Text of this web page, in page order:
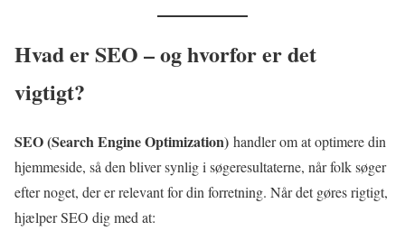
Hvad er SEO – og hvorfor er det
vigtigt?
SEO (Search Engine Optimization) handler om at optimere din
hjemmeside, så den bliver synlig i søgeresultaterne, når folk søger
efter noget, der er relevant for din forretning. Når det gøres rigtigt,
hjælper SEO dig med at: